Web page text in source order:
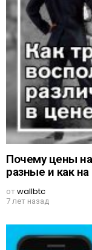
Почему цены
разные и как
отwallbtc
7 лет назад